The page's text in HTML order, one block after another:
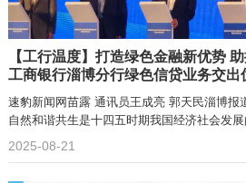
【工行温度】打造绿色金融新优势
工商银行淄博分行绿色信贷业务交出
速豹新闻网苗露 通讯员王成亮 郭天民淄博报
自然和谐共生是十四五时期我国经济社会发
2025-08-21